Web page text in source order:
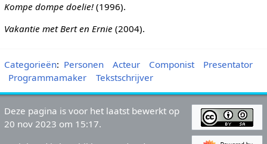
Kompe dompe doelie!(1996).
Vakantie met Bert en Ernie (2004).
Categorieën: Personen Acteur Componist
Presentator
Programmamaker
Tekstschrijver
Deze pagina is voor het laatst bewerkt op
20 nov 2023 om 15:17.